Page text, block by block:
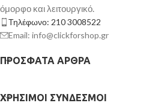
όμορφο και λειτουργικό.
Τηλέφωνο: 210 3008522
Email: info@clickforshop.gr
ΠΡΌΣΦΑΤΑ ΆΡΘΡΑ
ΧΡΉΣΙΜΟΙ ΣΎΝΔΕΣΜΟΙ